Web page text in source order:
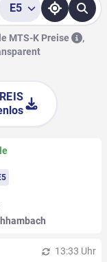
E5
MTS-K Preise
,
13:33 Uhr